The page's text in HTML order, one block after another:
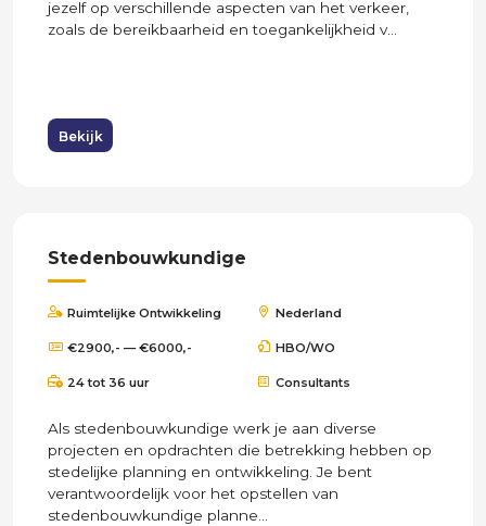
jezelf op verschillende aspecten van het verkeer,
zoals de bereikbaarheid en toegankelijkheid v...
Bekijk
Stedenbouwkundige
Ruimtelijke Ontwikkeling Nederland
€2900,- — €6000,- HBO/WO
24 tot 36 uur Consultants
Als stedenbouwkundige werk je aan diverse
projecten en opdrachten die betrekking hebben op
stedelijke planning en ontwikkeling. Je bent
verantwoordelijk voor het opstellen van
stedenbouwkundige planne...